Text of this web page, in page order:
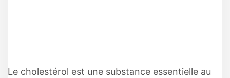
Le cholestérol est une substance essentielle au